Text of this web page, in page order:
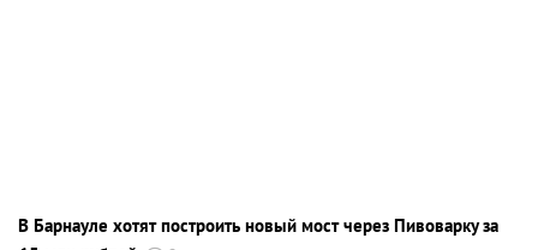
В Барнауле хотят построить новый мост через Пивоварку за